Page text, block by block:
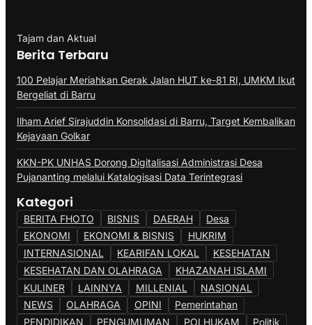
Tajam dan Aktual
Berita Terbaru
100 Pelajar Meriahkan Gerak Jalan HUT ke-81 RI, UMKM Ikut
Bergeliat di Barru
Ilham Arief Sirajuddin Konsolidasi di Barru, Target Kembalikan
Kejayaan Golkar
KKN-PK UNHAS Dorong Digitalisasi Administrasi Desa
Pujananting melalui Katalogisasi Data Terintegrasi
Kategori
BERITA FHOTO BISNIS DAERAH
Desa
EKONOMI
EKONOMI & BISNIS
HUKRIM
INTERNASIONAL
KEARIFAN LOKAL
KESEHATAN
KESEHATAN DAN OLAHRAGA
KHAZANAH ISLAMI
KULINER
LAINNYA MILLENIAL
NASIONAL
NEWS
OLAHRAGA OPINI
Pemerintahan
PENDIDIKAN
PENGUMUMAN POLHUKAM Politik